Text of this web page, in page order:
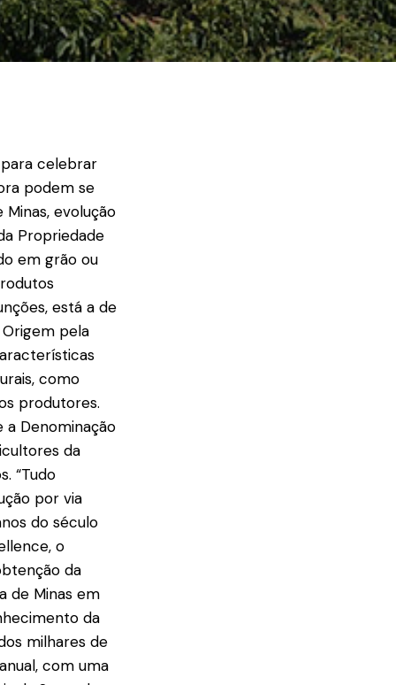
celebrar
podem se
evolução
Propriedade
em grão ou
está a de
pela
como
produtores.
a Denominação
da
“Tudo
por via
do século
o
da
de Minas em
da
milhares de
com uma